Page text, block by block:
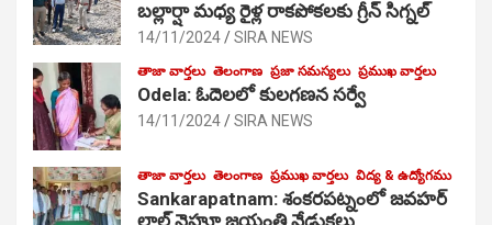
బల్లార్షా మధ్య రైళ్ల రాకపోకలకు గ్రీన్ సిగ్నల్
14/11/2024 SIRA NEWS
తాజా వార్తలు తెలంగాణ ప్రజా సమస్యలు ప్రముఖ వార్తలు
Odela: ఓదెలలో కులగణన సర్వే
14/11/2024 SIRA NEWS
తాజా వార్తలు తెలంగాణ ప్రముఖ వార్తలు విద్య & ఉద్యోగము
Sankarapatnam: శంకరపట్నంలో జవహర్
లాల్ నెహ్రూ జయంతి వేడుకలు